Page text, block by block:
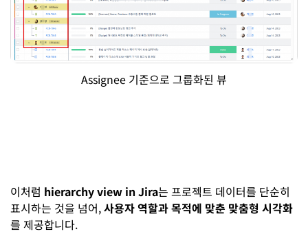
Assignee 기준으로 그룹화된 뷰
이처럼 hierarchy view in Jira는 프로젝트 데이터를 단순히
표시하는 것을 넘어,사용자 역할과 목적에 맞춘 맞춤형 시각화
를 제공합니다.